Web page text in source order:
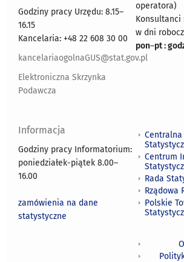
Godziny pracy Urzędu: 8.15–
16.15
Kancelaria: +48 22 608 30 00
kancelariaogolnaGUS@stat.gov.pl
Elektroniczna Skrzynka
Podawcza
operatora)
Konsultanci
w dni
pon–pt :
Informacja
Godziny pracy Informatorium:
poniedziałek-piątek 8.00–
16.00
zamówienia na dane
statystyczne
Centrum
Rada
Rządowa
Polskie